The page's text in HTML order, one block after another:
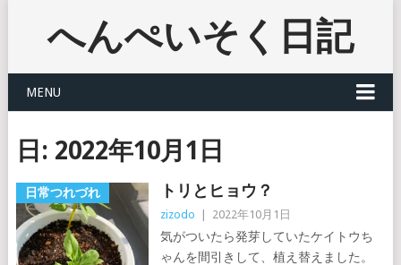
へんぺいそく日記
MENU
日: 2022年10月1日
日常つれづれ トリとヒョウ？
zizodo 2022年10月1日
気がついたら発芽していたケイトウち
ゃんを間引きして、植え替えました。